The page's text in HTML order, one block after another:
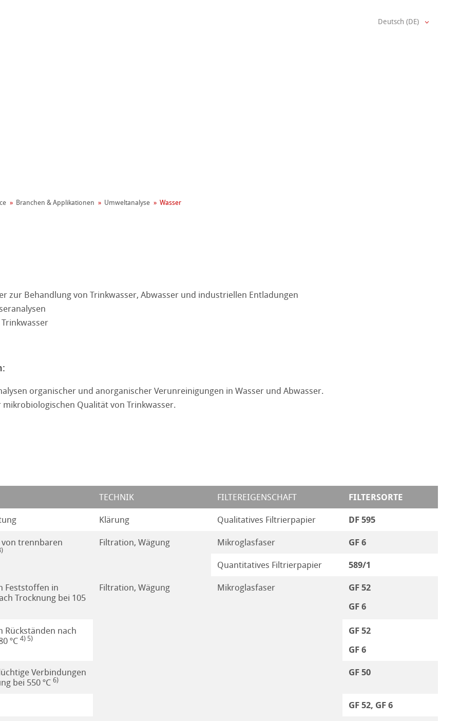
Binder
Binder
Membranen
Filterpapieren
Nachweise
Herstellung von Getränken
die Galvanotechnik
Deutsch (DE)
Branchen & Applikationen Umweltanalyse Wasser
zur Behandlung von Trinkwasser, Abwasser und industriellen Entladungen
organischer und anorganischer Verunreinigungen in Wasser und Abwasser.
Qualität von Trinkwasser.
TECHNIK FILTEREIGENSCHAFT FILTERSORTE
Klärung Qualitatives Filtrierpapier DF 595
trennbaren
Filtration, Wägung Mikroglasfaser GF 6
Quantitatives Filtrierpapier 589/1
Feststoffen in
Trocknung bei 105
Filtration, Wägung Mikroglasfaser
GF 52
GF 6
Rückständen nach
ºC 4) 5)
GF 52
GF 6
Verbindungen
bei 550 ºC 6)
GF 50
GF 52, GF 6